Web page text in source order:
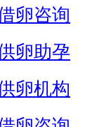
卵咨询
卵助孕
卵机构